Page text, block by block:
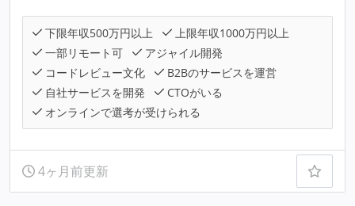
下限年収500万円以上
上限年収1000万円以上
一部リモート可
アジャイル開発
コードレビュー文化
B2Bのサービスを運営
自社サービスを開発
CTOがいる
オンラインで選考が受けられる
4ヶ月前更新